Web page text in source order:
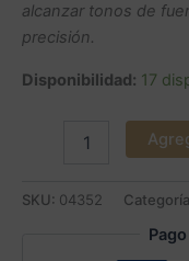
alcanzar tonos de
precisión.
Disponibilidad: 17
SKU: 04352